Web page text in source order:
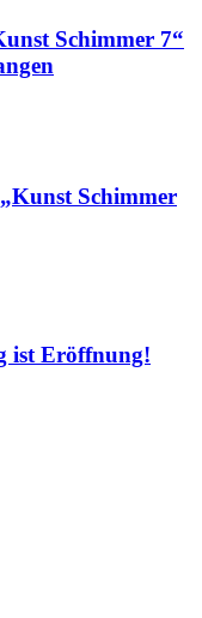
Schimmer 7“
Schimmer
ist Eröffnung!